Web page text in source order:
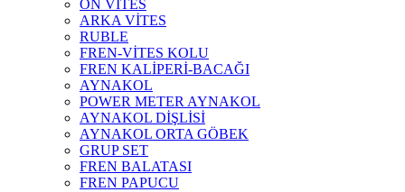
ÖN VİTES
ARKA VİTES
RUBLE
FREN-VİTES KOLU
FREN KALİPERİ-BACAĞI
AYNAKOL
POWER METER AYNAKOL
AYNAKOL DİŞLİSİ
AYNAKOL ORTA GÖBEK
GRUP SET
FREN BALATASI
FREN PAPUCU